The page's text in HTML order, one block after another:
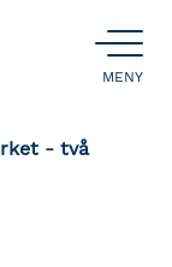
ÖPPNA
MENY
- två